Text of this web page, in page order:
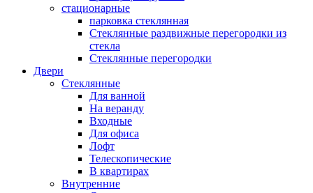
стационарные
парковка стеклянная
Стеклянные раздвижные перегородки из
стекла
Стеклянные перегородки
Двери
Стеклянные
Для ванной
На веранду
Входные
Для офиса
Лофт
Телескопические
В квартирах
Внутренние